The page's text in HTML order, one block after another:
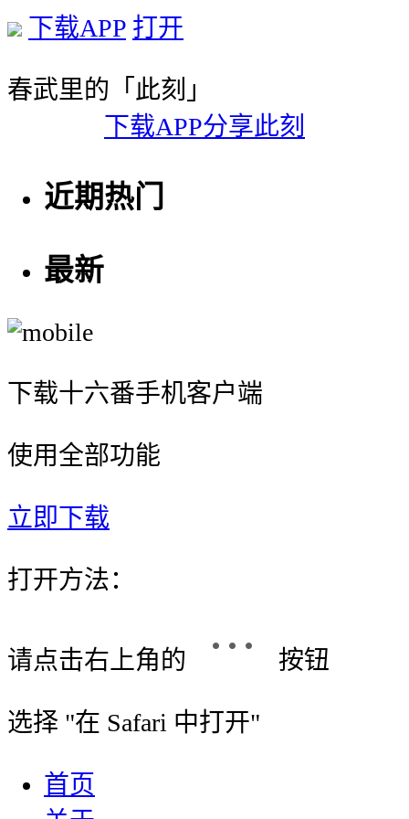
下载APP 打开
春武里的「此刻」
下载APP分享此刻
近期热门
最新
下载十六番手机客户端
使用全部功能
立即下载
打开方法：
请点击右上角的 按钮
选择 "在 Safari 中打开"
首页